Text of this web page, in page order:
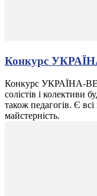
Конкурс
Конкурс УКРАЇНА-
солістів і колективи
також педагогів. Є
майстерність.